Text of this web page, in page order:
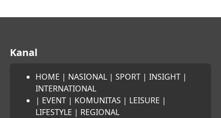
Kanal
HOME | NASIONAL | SPORT | INSIGHT |
INTERNATIONAL
| EVENT | KOMUNITAS | LEISURE |
LIFESTYLE | REGIONAL